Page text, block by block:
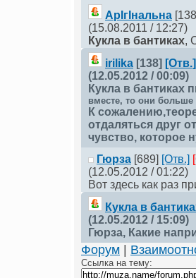
АрІгІнальна
(15.08.2011 / 12:27)
Кукла в бантиках,
irilika [138] [Отв.]
(12.05.2012 / 00:09)
Кукла в бантиках
вместе, то они больше
К
отдаляться друг
чувство, которое
Гюрза [689] [Отв.]
(12.05.2012 / 01:22)
Вот здесь как раз
Кукла в
(12.05.2012 / 15:09)
Гюрза, Какие
Форум
Ссылка на тему: